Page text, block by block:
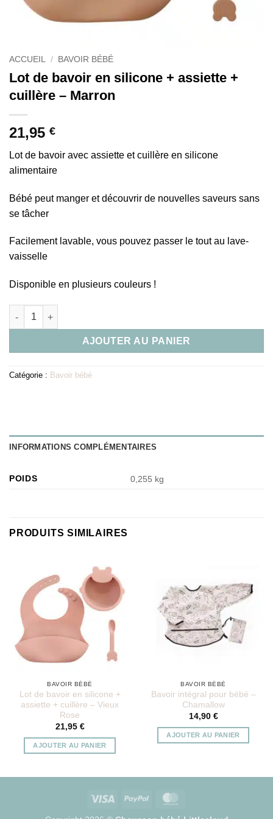
ACCUEIL / BAVOIR BÉBÉ
Lot de bavoir en silicone + assiette +
cuillère – Marron
21,95 €
Lot de bavoir avec assiette et cuillère en silicone
alimentaire
Bébé peut manger et découvrir de nouvelles saveurs sans
se tâcher
Facilement lavable, vous pouvez passer le tout au lave-
vaisselle
Disponible en plusieurs couleurs !
quantité de Lot de bavoir en silicone + assiette + cuillère -
AJOUTER AU PANIER
Catégorie : Bavoir bébé
INFORMATIONS COMPLÉMENTAIRES
POIDS 0,255 kg
PRODUITS SIMILAIRES
BAVOIR BÉBÉ
Lot de bavoir en silicone +
assiette + cuillère – Vieux
Rose
21,95 €
AJOUTER AU PANIER
BAVOIR BÉBÉ
Bavoir intégral pour bébé –
Chamallow
14,90 €
AJOUTER AU PANIER
Visa PayPal